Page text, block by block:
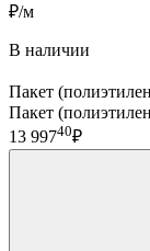
₽/м
В наличии
Пакет
Пакет
13 99740₽